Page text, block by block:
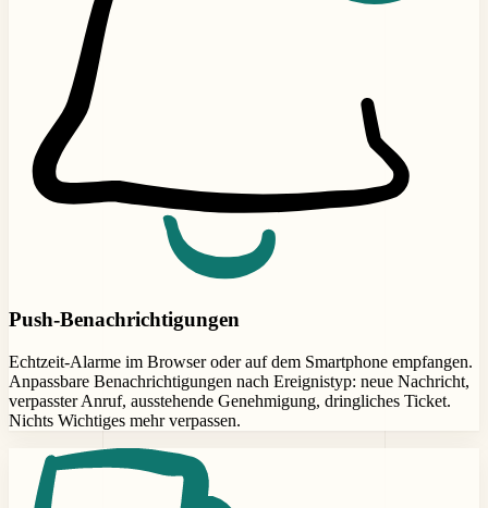
Push-Benachrichtigungen
Echtzeit-Alarme im Browser oder auf dem Smartphone empfangen.
Anpassbare Benachrichtigungen nach Ereignistyp: neue Nachricht,
verpasster Anruf, ausstehende Genehmigung, dringliches Ticket.
Nichts Wichtiges mehr verpassen.